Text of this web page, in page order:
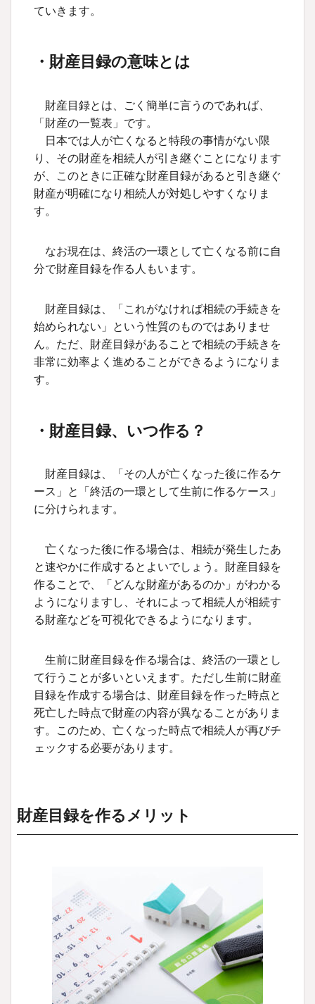
ていきます。
・財産目録の意味とは
財産目録とは、ごく簡単に言うのであれば、
「財産の一覧表」です。
日本では人が亡くなると特段の事情がない限
り、その財産を相続人が引き継ぐことになります
が、このときに正確な財産目録があると引き継ぐ
財産が明確になり相続人が対処しやすくなりま
す。
なお現在は、終活の一環として亡くなる前に自
分で財産目録を作る人もいます。
財産目録は、「これがなければ相続の手続きを
始められない」という性質のものではありませ
ん。ただ、財産目録があることで相続の手続きを
非常に効率よく進めることができるようになりま
す。
・財産目録、いつ作る？
財産目録は、「その人が亡くなった後に作るケ
ース」と「終活の一環として生前に作るケース」
に分けられます。
亡くなった後に作る場合は、相続が発生したあ
と速やかに作成するとよいでしょう。財産目録を
作ることで、「どんな財産があるのか」がわかる
ようになりますし、それによって相続人が相続す
る財産などを可視化できるようになります。
生前に財産目録を作る場合は、終活の一環とし
て行うことが多いといえます。ただし生前に財産
目録を作成する場合は、財産目録を作った時点と
死亡した時点で財産の内容が異なることがありま
す。このため、亡くなった時点で相続人が再びチ
ェックする必要があります。
財産目録を作るメリット